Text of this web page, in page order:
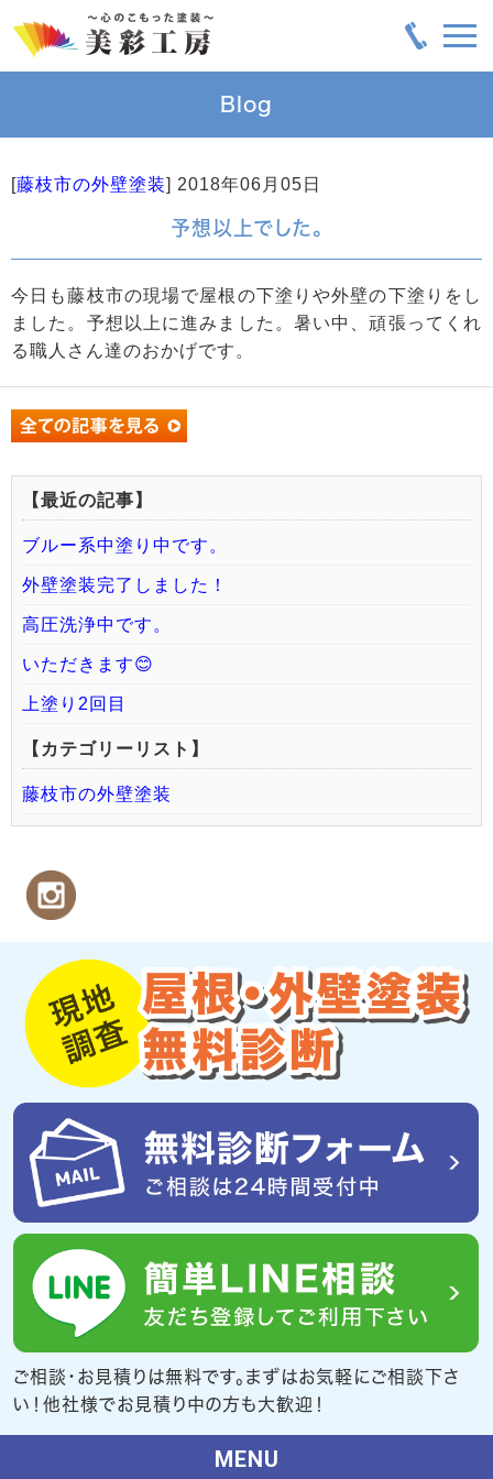
Blog
[藤枝市の外壁塗装] 2018年06月05日
予想以上でした。
今日も藤枝市の現場で屋根の下塗りや外壁の下塗りをし
ました。予想以上に進みました。暑い中、頑張ってくれ
る職人さん達のおかげです。
【最近の記事】
ブルー系中塗り中です。
外壁塗装完了しました！
高圧洗浄中です。
いただきます😊
上塗り2回目
【カテゴリーリスト】
藤枝市の外壁塗装
ご相談・お見積りは無料です。まずはお気軽にご相談下さ
い！他社様でお見積り中の方も大歓迎！
MENU